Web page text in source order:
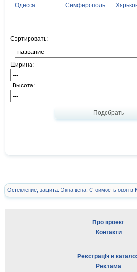
Одесса
Симферополь
Сортировать:
Ширина:
Высота:
Подобрать
Остекление, защита. Окна цена. Стоимость окон в
Про проект
Контакти
Реєстрація в
Реклама